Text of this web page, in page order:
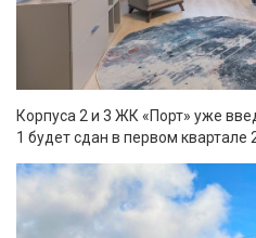
Корпуса 2 и 3 ЖК «Порт» уже
1 будет сдан в первом квартале